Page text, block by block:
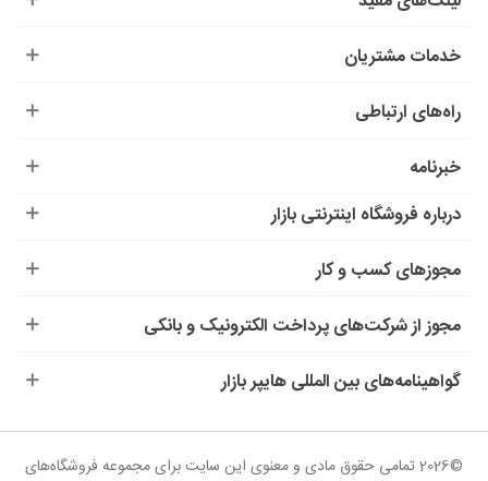
خدمات مشتریان
راه‌های ارتباطی
خبرنامه
درباره‌ فروشگاه اینترنتی بازار
مجوزهای کسب و کار
مجوز از شرکت‌های پرداخت الکترونیک و بانکی
گواهینامه‌های بین المللی هایپر بازار
©2026 تمامی حقوق مادی و معنوی این سایت برای مجموعه فروشگاه‌های